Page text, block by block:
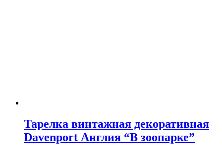
Тарелка винтажная декоративная
Davenport Англия “В зоопарке”